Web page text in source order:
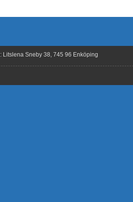
: Litslena Sneby 38, 745 96 Enköping